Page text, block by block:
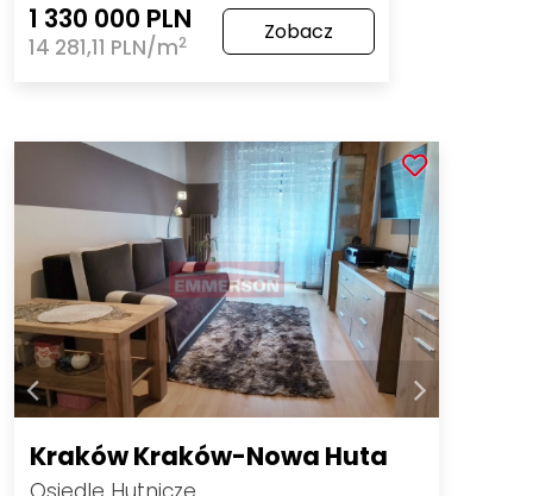
1 330 000 PLN
14 281,11 PLN/m2 Zobacz
Kraków Kraków-Nowa Huta